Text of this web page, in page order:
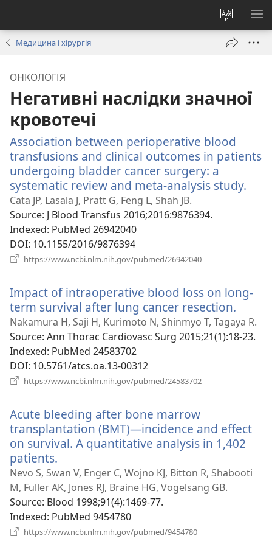
Змінити
мову
сайту
Медицина і хірургія
ОНКОЛОГІЯ
Негативні наслідки значної
кровотечі
Association between perioperative blood
transfusions and clinical outcomes in patients
undergoing bladder cancer surgery: a
systematic review and meta-analysis study.
Cata JP, Lasala J, Pratt G, Feng L, Shah JB.
Source‎: J Blood Transfus 2016;2016:9876394.
Indexed‎: PubMed 26942040
DOI‎: 10.1155/2016/9876394
https://www.ncbi.nlm.nih.gov/pubmed/26942040
вікні)
Impact of intraoperative blood loss on long-
term survival after lung cancer resection.
у
Nakamura H, Saji H, Kurimoto N, Shinmyo T, Tagaya R.
Source‎: Ann Thorac Cardiovasc Surg 2015;21(1):18-23.
Indexed‎: PubMed 24583702
DOI‎: 10.5761/atcs.oa.13-00312
https://www.ncbi.nlm.nih.gov/pubmed/24583702
Acute bleeding after bone marrow
transplantation (BMT)—incidence and effect
on survival. A quantitative analysis in 1,402
patients.
у
новому
вікні)
Nevo S, Swan V, Enger C, Wojno KJ, Bitton R, Shabooti
M, Fuller AK, Jones RJ, Braine HG, Vogelsang GB.
Source‎: Blood 1998;91(4):1469-77.
Indexed‎: PubMed 9454780
https://www.ncbi.nlm.nih.gov/pubmed/9454780